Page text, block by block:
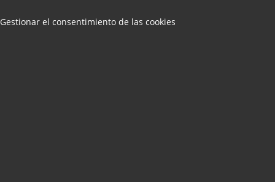
Gestionar el consentimiento de las cookies